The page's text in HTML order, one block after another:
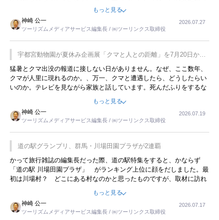
をした時は、移動はグレイハウンドバスでした。夕方から夜の便を利
用してホテル代を浮かせていました。ただし、若いからできたことで
す。若い人が夜行バスで京都に行った、青森に行ったと聞くと、疲れ
が残らないのかなと思ってしまいます。
もっと見る
神崎 公一
ツーリズムメディアサービス編集長 / ㈱ツーリンクス取締役
2026.07.27
宇都宮動物園が夏休み企画展「クマと人との距離」を7月20日から
開催
猛暑とクマ出没の報道に接しない日がありません。なぜ、ここ数年、
クマが人里に現れるのか。、万一、クマと遭遇したら、どうしたらい
いのか。テレビを見ながら家族と話しています。死んだふりをするな
んてことは、冗談でもいえません。そんな中で、この企画展はタイム
もっと見る
神崎 公一
ツーリズムメディアサービス編集長 / ㈱ツーリンクス取締役
2026.07.19
道の駅グランプリ、群馬・川場田園プラザが2連覇
かって旅行雑誌の編集長だった際、道の駅特集をすると、かならず
「道の駅 川場田園プラザ」 がランキング上位に顔をだしました。最
初は川場村？ どこにある村なのかと思ったものですが、取材に訪れ
永井 彰一社長にインタビューしたら、興味深い話が次々が飛び出しま
した。プレゼンも巧みで、今でも思い出すことが２つあります。一つ
は、従業員に東京ディズニーランドを見学させ、サービス業、接客業
の何かを理解してもらっていることです。 もう一つは1800円もする
もっと見る
神崎 公一
ツーリズムメディアサービス編集長 / ㈱ツーリンクス取締役
2026.07.17